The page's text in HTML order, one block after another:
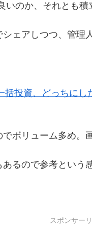
のか、それとも積
ェアしつつ、管理
括投資、どっちに
ボリューム多め。
るので参考という
スポンサー